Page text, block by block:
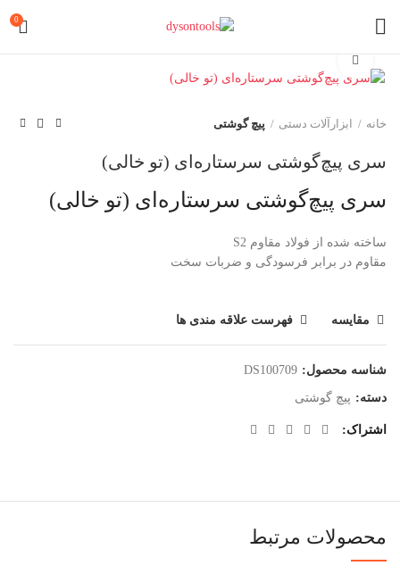
0
خانه ابزارآلات دستی پیچ گوشتی
سری پیچ‌گوشتی سرستاره‌ای (تو خالی)
سری پیچ‌گوشتی سرستاره‌ای (تو خالی)
ساخته شده از فولاد مقاوم S2
مقاوم در برابر فرسودگی و ضربات سخت
مقایسه فهرست علاقه مندی ها
شناسه محصول: DS100709
دسته: پیچ گوشتی
اشتراک
محصولات مرتبط